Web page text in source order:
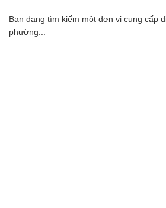
Bạn đang tìm kiếm một đơn vị cung cấp
phường...